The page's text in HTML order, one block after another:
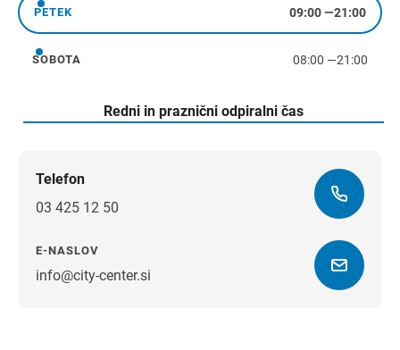
petek
PETEK 09:00—21:00
sobota
SOBOTA 08:00 —21:00
Redni in praznični odpiralni čas
Telefon
03 425 12 50
E-NASLOV
info@city-center.si